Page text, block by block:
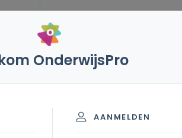
OnderwijsPro
AANMELDEN